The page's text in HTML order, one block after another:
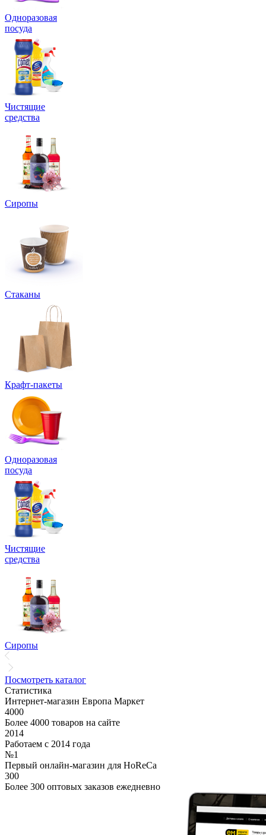
Одноразовая
посуда
Чистящие
средства
Сиропы
Стаканы
Крафт-пакеты
Одноразовая
посуда
Чистящие
средства
Сиропы
Посмотреть каталог
Статистика
Интернет-магазин Европа Маркет
4000
Более 4000 товаров на сайте
2014
Работаем с 2014 года
№1
Первый онлайн-магазин для HoReCa
300
Более 300 оптовых заказов ежедневно